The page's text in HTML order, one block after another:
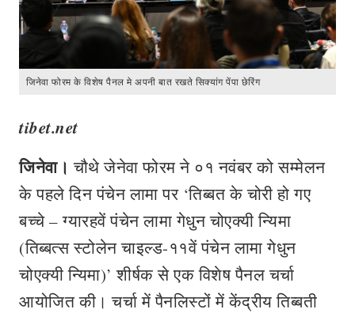
जिनेवा फोरम के विशेष पैनल मे अपनी बात रखते सिक्यांग पेंपा छेरिंग
tibet.net
जिनेवा। चौथे जेनेवा फोरम ने ०१ नवंबर को सम्मेलन
के पहले दिन पंचेन लामा पर ‘तिब्बत के चोरी हो गए
बच्चे – ग्यारहवें पंचेन लामा गेधुन चोएक्यी न्यिमा
(तिब्बत्स स्टोलेन चाइल्ड-११वें पंचेन लामा गेधुन
चोएक्यी न्यिमा)’ शीर्षक से एक विशेष पैनल चर्चा
आयोजित की। चर्चा में पैनलिस्टों में केंद्रीय तिब्बती